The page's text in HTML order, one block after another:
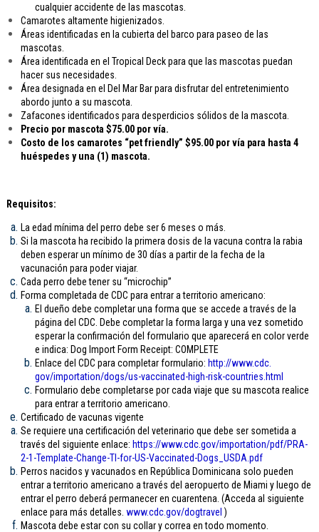
cualquier accidente de las mascotas.
Camarotes altamente higienizados.
Áreas identificadas en la cubierta del barco para paseo de las
mascotas.
Área identificada en el Tropical Deck para que las mascotas puedan
hacer sus necesidades.
Área designada en el Del Mar Bar para disfrutar del entretenimiento
abordo junto a su mascota.
Zafacones identificados para desperdicios sólidos de la mascota.
Precio por mascota $75.00 por vía.
Costo de los camarotes “pet friendly” $95.00 por vía para hasta 4
huéspedes y una (1) mascota.
Requisitos:
La edad mínima del perro debe ser 6 meses o más.
Si la mascota ha recibido la primera dosis de la vacuna contra la rabia
deben esperar un mínimo de 30 días a partir de la fecha de la
vacunación para poder viajar.
Cada perro debe tener su “microchip”
Forma completada de CDC para entrar a territorio americano:
El dueño debe completar una forma que se accede a través de la
página del CDC. Debe completar la forma larga y una vez sometido
esperar la confirmación del formulario que aparecerá en color verde
e indica: Dog Import Form Receipt: COMPLETE
Enlace del CDC para completar formulario: http://www.cdc.
gov/importation/dogs/us-vaccinated-high-risk-countries.html
Formulario debe completarse por cada viaje que su mascota realice
para entrar a territorio americano.
Certificado de vacunas vigente
Se requiere una certificación del veterinario que debe ser sometida a
través del siguiente enlace: https://www.cdc.gov/importation/pdf/PRA-
2-1-Template-Change-TI-for-US-Vaccinated-Dogs_USDA.pdf
Perros nacidos y vacunados en República Dominicana solo pueden
entrar a territorio americano a través del aeropuerto de Miami y luego de
entrar el perro deberá permanecer en cuarentena. (Acceda al siguiente
enlace para más detalles. www.cdc.gov/dogtravel )
Mascota debe estar con su collar y correa en todo momento.